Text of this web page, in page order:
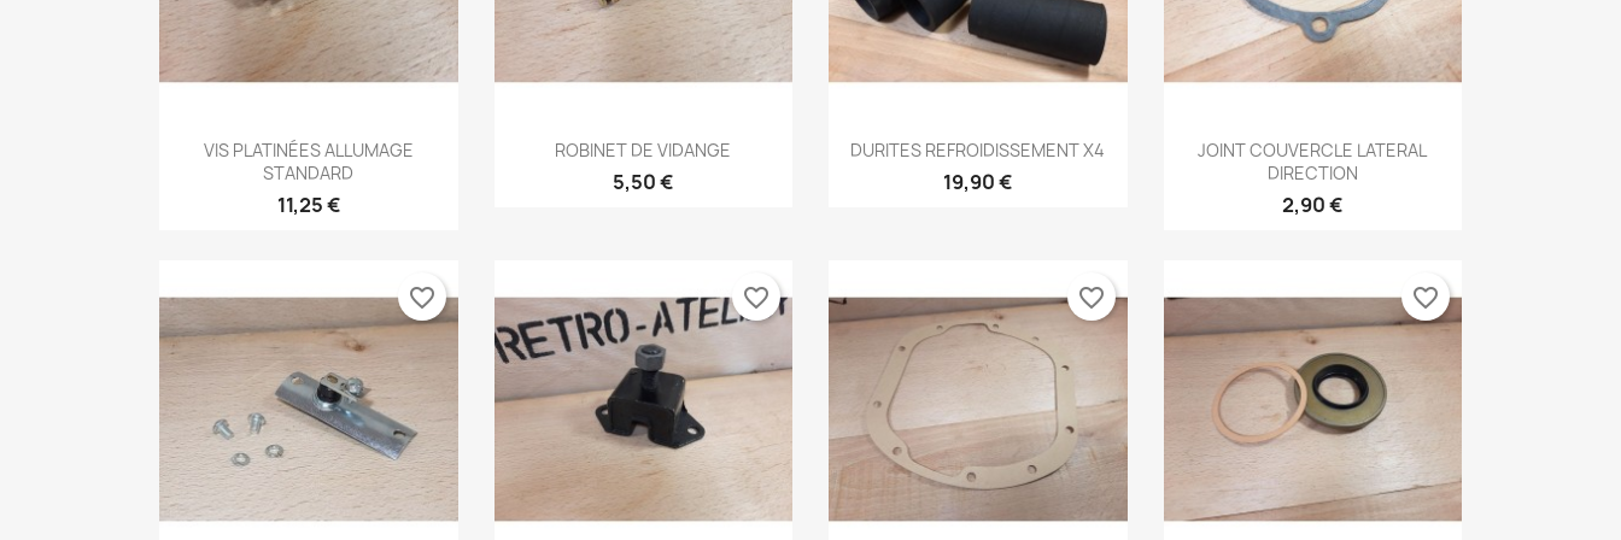
Aperçu rapide
VIS PLATINÉES ALLUMAGE
STANDARD
11,25 €
Aperçu rapide
ROBINET DE VIDANGE
5,50 €
Aperçu rapide
DURITES REFROIDISSEMENT X4
19,90 €
Aperçu rapide
JOINT COUVERCLE LATERAL
DIRECTION
2,90 €
favorite_border favorite_border favorite_border favorite_border